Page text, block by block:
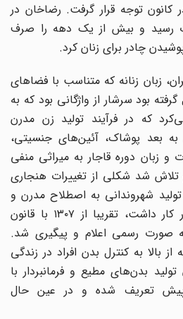
توجه قرار گرفت. رضاخان در
قدرت رسید و بیش از یک دهه را صرف
چادر برای زنان کرد.
زبان زنانه که متناسب با فضاهای
بود سرشار از واژگانی بود که به
که در فرآیند تولید زن مدرن
بعد پوشاک، آئین‌های جنسیتی،
دوره قاجار به میراثی منفی
شد شکلی از تغییرات هنجاری
شهروندانی به اصطلاح مدرن و
قابل حکمرانی را در دستور کار داشت، تقریبا از ۱۳۰۷ با قانون
صورت رسمی اعلام و پیگیری شد.
بالا به کنترل بدن افراد در زندگی
بدن‌های مطیع و فرمانبردار با
تعریف شده و در عین حال